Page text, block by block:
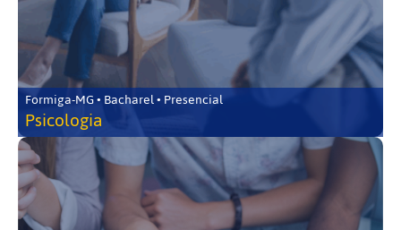
Formiga-MG • Bacharel • Presencial
Psicologia